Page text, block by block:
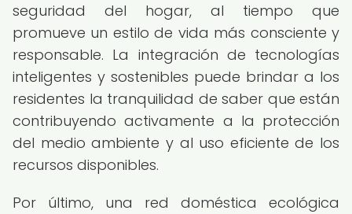
seguridad del hogar, al tiempo que
promueve un estilo de vida más consciente y
responsable. La integración de tecnologías
inteligentes y sostenibles puede brindar a los
residentes la tranquilidad de saber que están
contribuyendo activamente a la protección
del medio ambiente y al uso eficiente de los
recursos disponibles.
Por último, una red doméstica ecológica